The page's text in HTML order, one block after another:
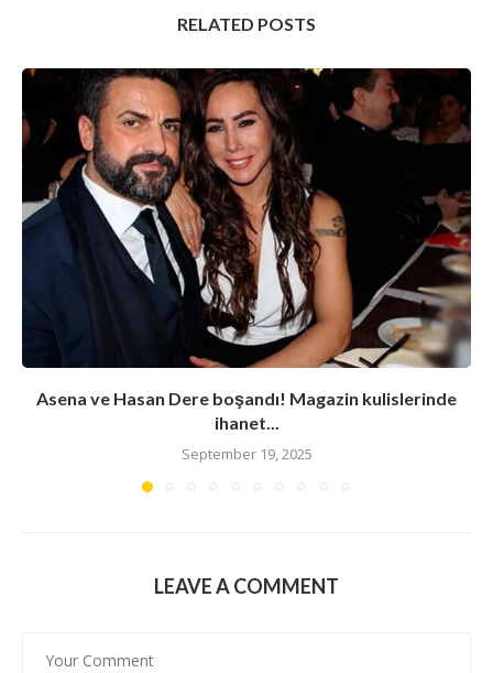
RELATED POSTS
Asena ve Hasan Dere boşandı! Magazin kulislerinde
ihanet...
September 19, 2025
LEAVE A COMMENT